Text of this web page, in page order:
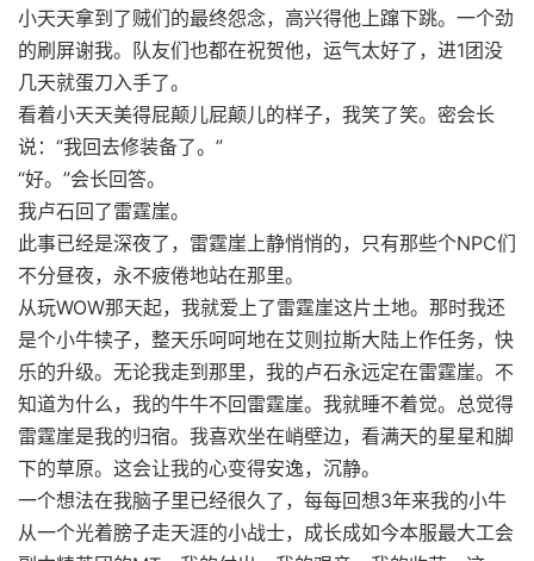
小天天拿到了贼们的最终怨念，高兴得他上蹿下跳。一个劲
的刷屏谢我。队友们也都在祝贺他，运气太好了，进1团没
几天就蛋刀入手了。
看着小天天美得屁颠儿屁颠儿的样子，我笑了笑。密会长
说：“我回去修装备了。”
“好。”会长回答。
我卢石回了雷霆崖。
此事已经是深夜了，雷霆崖上静悄悄的，只有那些个NPC们
不分昼夜，永不疲倦地站在那里。
从玩WOW那天起，我就爱上了雷霆崖这片土地。那时我还
是个小牛犊子，整天乐呵呵地在艾则拉斯大陆上作任务，快
乐的升级。无论我走到那里，我的卢石永远定在雷霆崖。不
知道为什么，我的牛牛不回雷霆崖。我就睡不着觉。总觉得
雷霆崖是我的归宿。我喜欢坐在峭壁边，看满天的星星和脚
下的草原。这会让我的心变得安逸，沉静。
一个想法在我脑子里已经很久了，每每回想3年来我的小牛
从一个光着膀子走天涯的小战士，成长成如今本服最大工会